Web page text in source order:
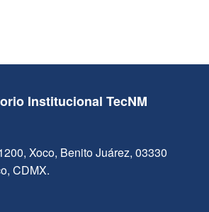
Institucional TecNM
Xoco, Benito Juárez, 03330
CDMX.